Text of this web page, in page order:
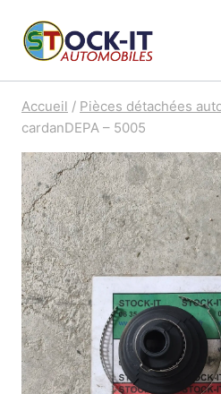
Accueil / Pièces détachées
cardanDEPA – 5005